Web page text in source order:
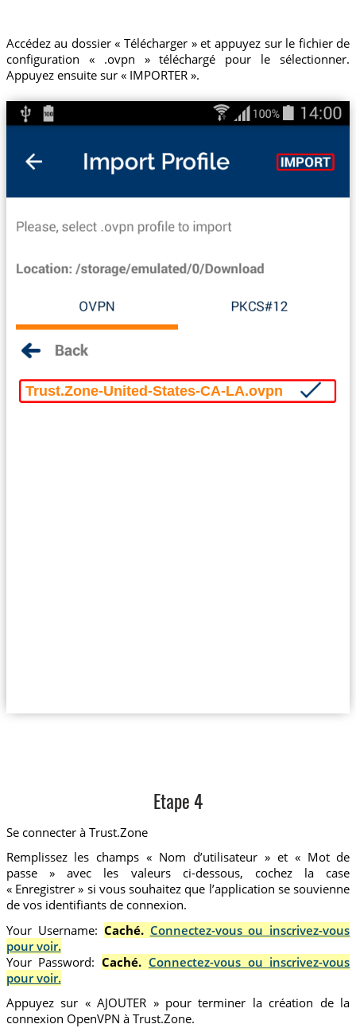
Accédez au dossier « Télécharger » et appuyez sur le fichier de
configuration « .ovpn » téléchargé pour le sélectionner.
Appuyez ensuite sur « IMPORTER ».
Trust.Zone-United-States-CA-LA.ovpn
Etape 4
Se connecter à Trust.Zone
Remplissez les champs « Nom d’utilisateur » et « Mot de
passe » avec les valeurs ci-dessous, cochez la case
« Enregistrer » si vous souhaitez que l’application se souvienne
de vos identifiants de connexion.
Your Username: Caché. Connectez-vous ou inscrivez-vous
pour voir.
Your Password:Caché. Connectez-vous ou inscrivez-vous
pour voir.
Appuyez sur « AJOUTER » pour terminer la création de la
connexion OpenVPN à Trust.Zone.